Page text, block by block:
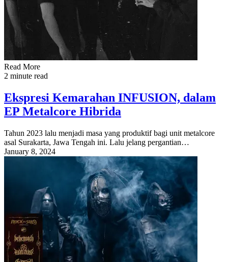
Read More
2 minute read
Ekspresi Kemarahan INFUSION, dalam
EP Metalcore Hibrida
Tahun 2023 lalu menjadi masa yang produktif bagi unit metalcore
asal Surakarta, Jawa Tengah ini. Lalu jelang pergantian…
January 8, 2024